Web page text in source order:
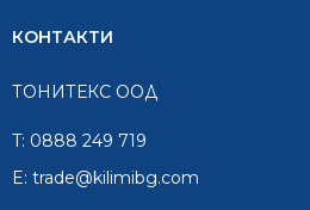
КОНТАКТИ
ТОНИТЕКС ООД
T: 0888 249 719
E: trade@kilimibg.com